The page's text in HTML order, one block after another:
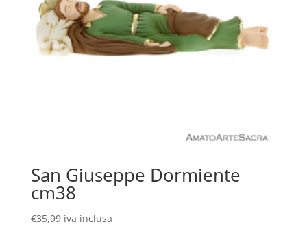
San Giuseppe Dormiente
cm38
€35,99 iva inclusa